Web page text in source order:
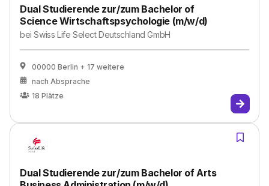
Dual Studierende zur/zum Bachelor of
Science Wirtschaftspsychologie (m/w/d)
beiSwiss Life Select Deutschland GmbH
00000 Berlin + 17 weitere
nach Absprache
18 Plätze
Dual Studierende zur/zum Bachelor of Arts